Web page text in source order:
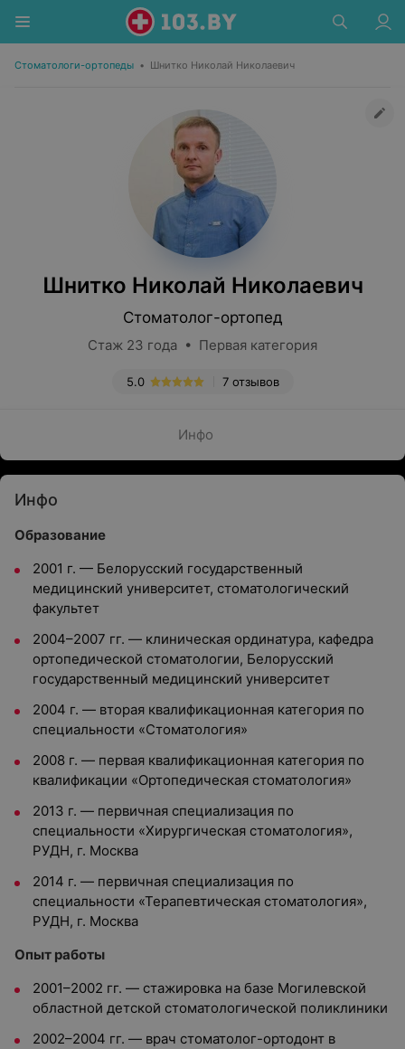
Стоматологи-ортопеды • Шнитко Николай Николаевич
Шнитко Николай Николаевич
Стоматолог-ортопед
Стаж 23 года • Первая категория
7 отзывов
5.0
Инфо
Инфо
Образование
2001 г. — Белорусский государственный
медицинский университет, стоматологический
факультет
2004–2007 гг. — клиническая ординатура, кафедра
ортопедической стоматологии, Белорусский
государственный медицинский университет
2004 г. — вторая квалификационная категория по
специальности «Стоматология»
2008 г. — первая квалификационная категория по
квалификации «Ортопедическая стоматология»
2013 г. — первичная специализация по
специальности «Хирургическая стоматология»,
РУДН, г. Москва
2014 г. — первичная специализация по
специальности «Терапевтическая стоматология»,
РУДН, г. Москва
Опыт работы
2001–2002 гг. — стажировка на базе Могилевской
областной детской стоматологической поликлиники
2002–2004 гг. — врач стоматолог-ортодонт в